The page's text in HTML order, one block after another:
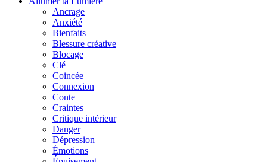
Ancrage
Anxiété
Bienfaits
Blessure créative
Blocage
Clé
Coincée
Connexion
Conte
Craintes
Critique intérieur
Danger
Dépression
Émotions